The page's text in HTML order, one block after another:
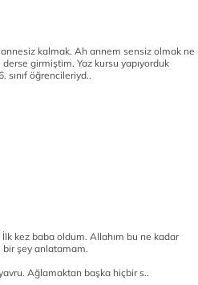
kalmak. Ah annem sensiz olmak ne
girmiştim. Yaz kursu yapıyorduk
sınıf öğrencileriyd..
İlk kez baba oldum. Allahım bu ne kadar
bir şey anlatamam.
Ağlamaktan başka hiçbir s..